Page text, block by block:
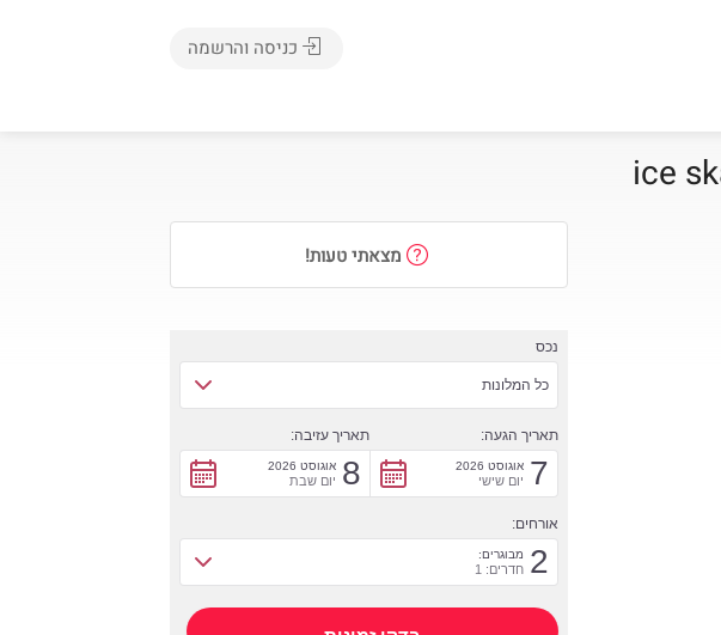
כניסה והרשמה
מצאתי טעות!
נכס
כל המלונות
תאריך הגעה:
7 אוגוסט 2026
יום שישי
תאריך עזיבה:
8 אוגוסט 2026
יום שבת
אורחים:
2 מבוגרים:
חדרים: 1